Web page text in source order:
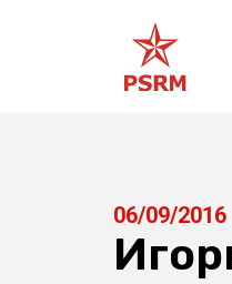
06/09/2016